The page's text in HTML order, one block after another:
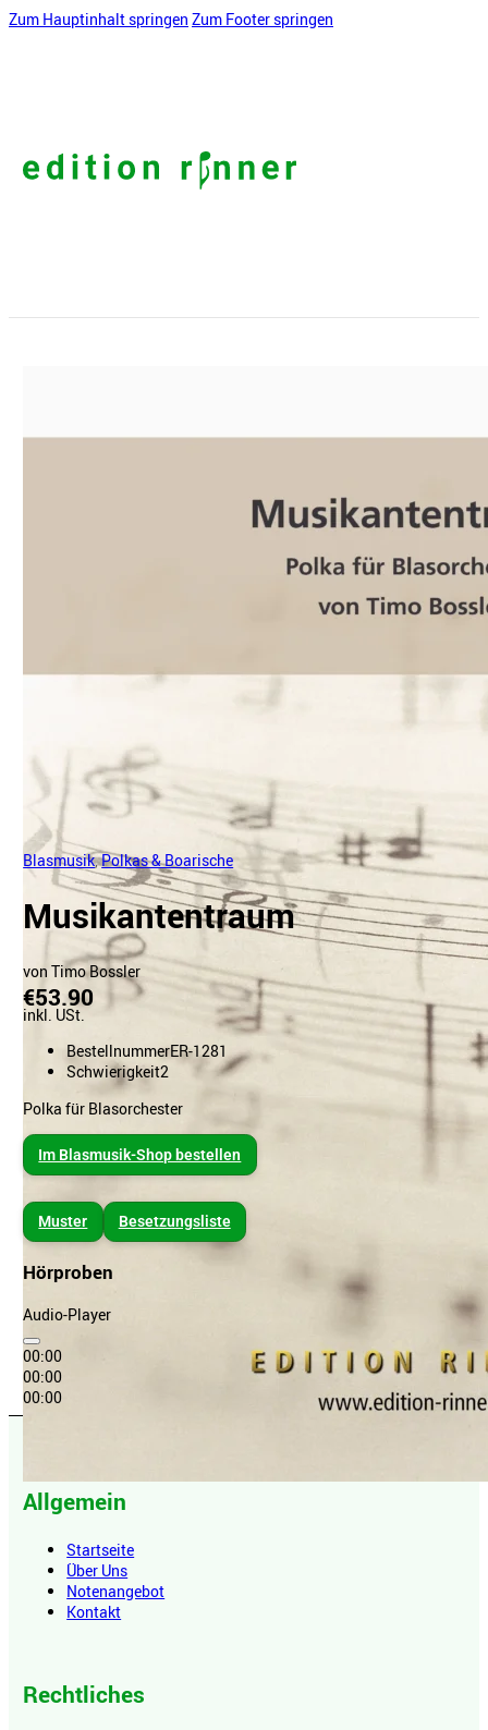
Zum Hauptinhalt springen Zum Footer springen
Blasmusik,Polkas & Boarische
Musikantentraum
von Timo Bossler
€53.90
inkl. USt.
BestellnummerER-1281
Schwierigkeit2
Polka für Blasorchester
Im Blasmusik-Shop bestellen
Muster Besetzungsliste
Hörproben
Audio-Player
00:00
00:00
00:00
Allgemein
Startseite
Über Uns
Notenangebot
Kontakt
Rechtliches